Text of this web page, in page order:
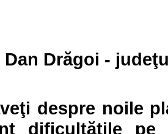
Dan Drăgoi -
despre noile
dificultăţile pe